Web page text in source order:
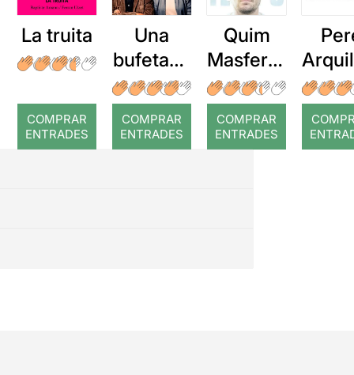
La truita
COMPRAR
ENTRADES
Una
bufetada
a temps
COMPRAR
ENTRADES
Quim
Masferre
r: Temps
COMPRAR
ENTRADES
: